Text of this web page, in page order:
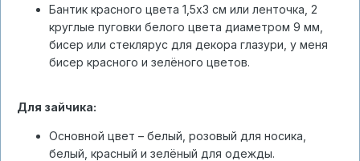
Бантик красного цвета 1,5х3 см или ленточка, 2
круглые пуговки белого цвета диаметром 9 мм,
бисер или стеклярус для декора глазури, у меня
бисер красного и зелёного цветов.
Для зайчика:
Основной цвет – белый, розовый для носика,
белый, красный и зелёный для одежды.